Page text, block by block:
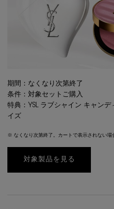
期間：なくなり次第終了
条件：対象セットご購入
特典：YSL ラブシャイン キャン
イズ
※ なくなり次第終了。カートで表示されない場
対象製品を見る